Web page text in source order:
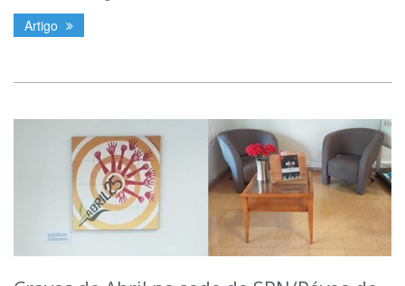
Artigo